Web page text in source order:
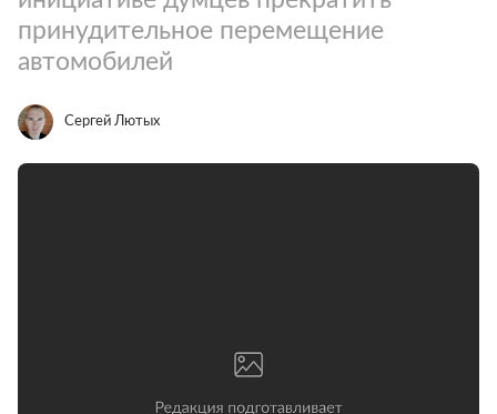
принудительное перемещение
автомобилей
Сергей Лютых